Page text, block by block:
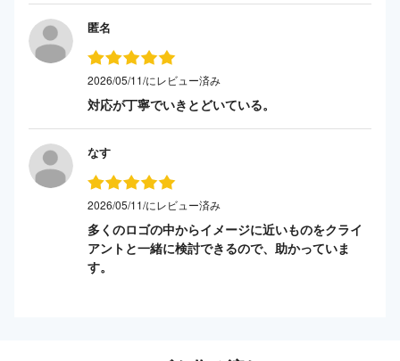
匿名
2026/05/11/にレビュー済み
対応が丁寧でいきとどいている。
なす
2026/05/11/にレビュー済み
多くのロゴの中からイメージに近いものをクライ
アントと一緒に検討できるので、助かっていま
す。